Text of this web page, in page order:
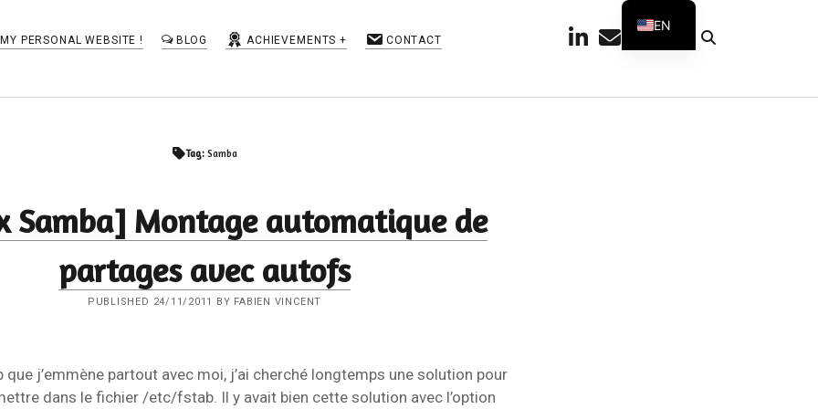
PERSONAL WEBSITE ! BLOG ACHIEVEMENTS CONTACT linkedin
emailgithubtelegram
Flux RSS GoogleGoogle Reader
IOS-XR
netflow NetworkNuméricablePerlReader
Securitéself-hostingServeur Web
SMTP SSL syslog Tiny Tiny RSS TLS tvheadend ubuntu
Tag: Samba
Samba] Montage automatique de
partages avec autofs
PUBLISHED 24/11/2011 BY FABIEN VINCENT
que j’emmène partout avec moi, j’ai cherché longtemps une solution pour
dans le fichier /etc/fstab. Il y avait bien cette solution avec l’option
EN
FR